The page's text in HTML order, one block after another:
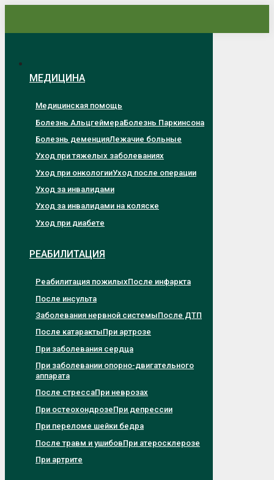
МЕДИЦИНА
Медицинская помощь
Болезнь АльцгеймераБолезнь Паркинсона
Болезнь деменцияЛежачие больные
Уход при тяжелых заболеваниях
Уход при онкологииУход после операции
Уход за инвалидами
Уход за инвалидами на коляске
Уход при диабете
РЕАБИЛИТАЦИЯ
Реабилитация пожилыхПосле инфаркта
После инсульта
Заболевания нервной системыПосле ДТП
После катарактыПри артрозе
При заболевания сердца
При заболевании опорно-двигательного
аппарата
После стрессаПри неврозах
При остеохондрозеПри депрессии
При переломе шейки бедра
После травм и ушибовПри атеросклерозе
При артрите